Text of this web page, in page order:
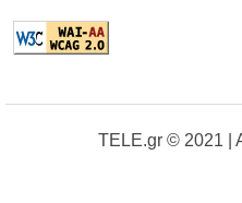
TELE.gr © 2021 |